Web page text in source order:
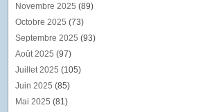
Novembre 2025 (89)
Octobre 2025 (73)
Septembre 2025 (93)
Août 2025 (97)
Juillet 2025 (105)
Juin 2025 (85)
Mai 2025 (81)